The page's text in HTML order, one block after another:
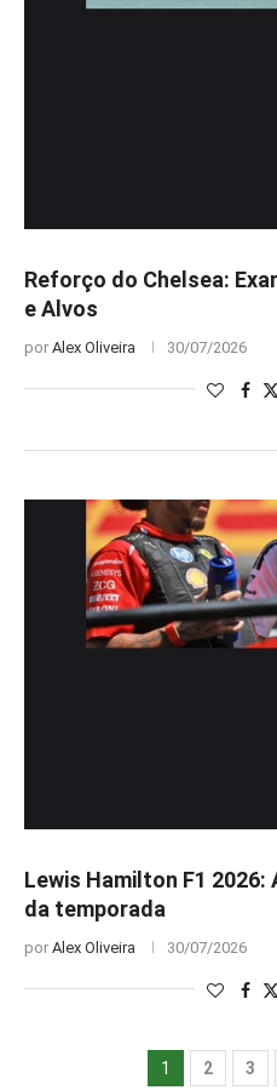
Reforço do Chelsea:
e Alvos
por Alex Oliveira 30/07/2026
Lewis Hamilton F1
da temporada
por Alex Oliveira 30/07/2026
1 2 3